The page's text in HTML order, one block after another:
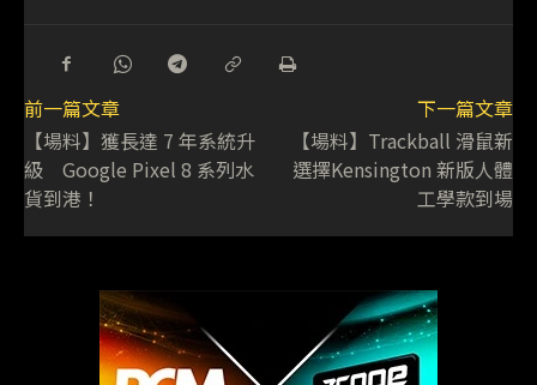
前一篇文章
【場料】獲長達 7 年系統升
級 Google Pixel 8 系列水
貨到港！
下一篇文章
【場料】Trackball 滑鼠新
選擇Kensington 新版人體
工學款到場